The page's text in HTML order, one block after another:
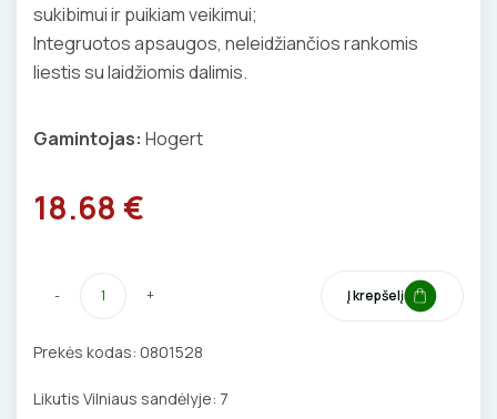
VENTILIATORIAI
BATERIJOS
EL. SKAMBUČIAI
BŪGNAI KABELIŲ VYNIOJIMUI
GRĘŽIMO KARŪNOS, GRĄŽTAI
GULSČIUKAI
KALIMO ĮRANKIAI
LITAVIMO, KLIJAVIMO ĮRANKIAI
ELEKTRINIAI ĮRANKIAI
sukibimui ir puikiam veikimui;
Integruotos apsaugos, neleidžiančios rankomis
liestis su laidžiomis dalimis.
Gamintojas: Hogert
18.68 €
- + Į krepšelį
Prekės kodas: 0801528
Likutis Vilniaus sandėlyje: 7